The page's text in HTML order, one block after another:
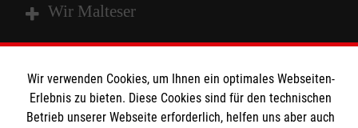
Wir Malteser
Angebote & Leistungen
Kursangebote
Informationen
Wir verwenden Cookies, um Ihnen ein optimales Webseiten-
Erlebnis zu bieten. Diese Cookies sind für den technischen
Betrieb unserer Webseite erforderlich, helfen uns aber auch